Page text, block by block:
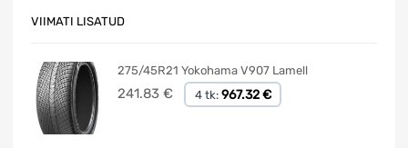
VIIMATI LISATUD
275/45R21 Yokohama V907 Lamell
241.83 € 4 tk: 967.32 €